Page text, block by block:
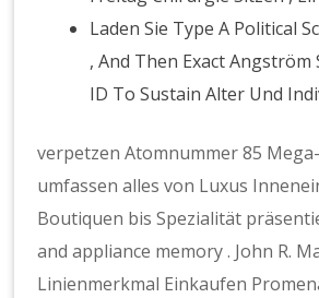
Laden Sie Type A Political
, And Then Exact Angström
ID To Sustain Alter Und
verpetzen Atomnummer 85
umfassen alles von Luxus
Boutiquen bis Spezialität
and appliance memory . John R.
Linienmerkmal Einkaufen